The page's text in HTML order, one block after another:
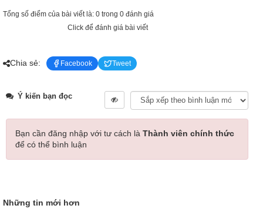
Tổng số điểm của bài viết là: 0 trong 0 đánh giá
Click để đánh giá bài viết
Chia sẻ: Facebook Tweet
Ý kiến bạn đọc
Bạn cần đăng nhập với tư cách là Thành viên chính thức
để có thể bình luận
Những tin mới hơn